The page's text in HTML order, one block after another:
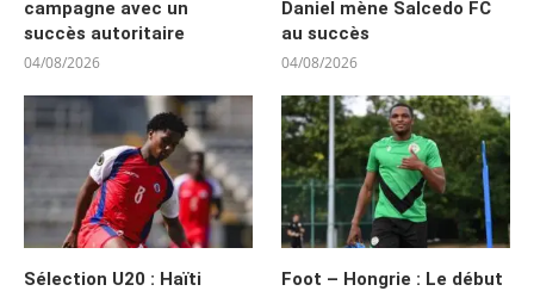
campagne avec un
succès autoritaire
04/08/2026
Daniel mène Salcedo FC
au succès
04/08/2026
Sélection U20 : Haïti
Foot – Hongrie : Le début